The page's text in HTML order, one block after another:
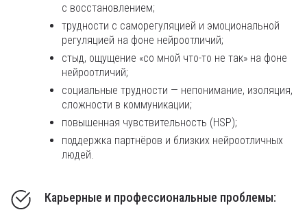
с восстановлением;
трудности с саморегуляцией и эмоциональной
регуляцией на фоне нейроотличий;
стыд, ощущение «со мной что-то не так» на фоне
нейроотличий;
социальные трудности — непонимание, изоляция,
сложности в коммуникации;
повышенная чувствительность (HSP);
поддержка партнёров и близких нейроотличных
людей.
Карьерные и профессиональные проблемы: